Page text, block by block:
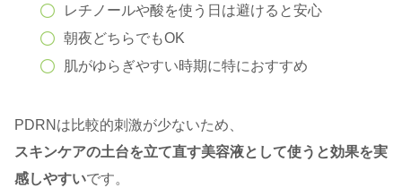
レチノールや酸を使う日は避けると安心
朝夜どちらでもOK
肌がゆらぎやすい時期に特におすすめ
PDRNは比較的刺激が少ないため、
スキンケアの土台を立て直す美容液として使うと効果を実
感しやすいです。